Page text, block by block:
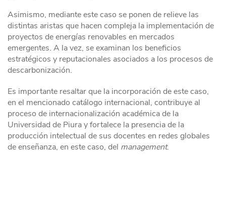
Asimismo, mediante este caso se ponen de relieve las
distintas aristas que hacen compleja la implementación de
proyectos de energías renovables en mercados
emergentes. A la vez, se examinan los beneficios
estratégicos y reputacionales asociados a los procesos de
descarbonización.
Es importante resaltar que la incorporación de este caso,
en el mencionado catálogo internacional, contribuye al
proceso de internacionalización académica de la
Universidad de Piura y fortalece la presencia de la
producción intelectual de sus docentes en redes globales
de enseñanza, en este caso, del management.